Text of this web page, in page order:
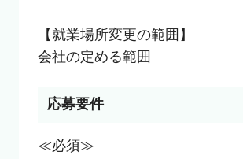
【就業場所変更の範囲】
会社の定める範囲
応募要件
≪必須≫